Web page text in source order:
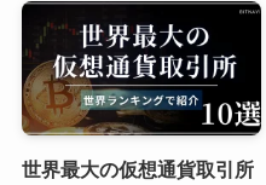
世界最大の仮想通貨取引所